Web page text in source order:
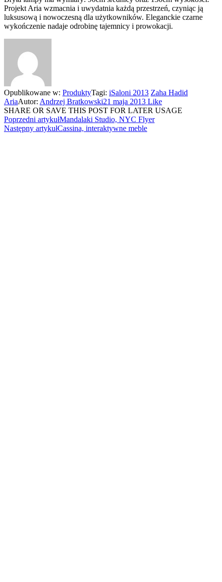
Projekt Aria wzmacnia i uwydatnia każdą przestrzeń, czyniąc ją
luksusową i nowoczesną dla użytkowników. Eleganckie czarne
wykończenie nadaje odrobinę tajemnicy i prowokacji.
Opublikowane w: ProduktyTagi: iSaloni 2013 Zaha Hadid
AriaAutor: Andrzej Bratkowski21 maja 2013 Like
SHARE OR SAVE THIS POST FOR LATER USAGE
Poprzedni artykułMandalaki Studio, NYC Flyer
Następny artykułCassina, interaktywne meble